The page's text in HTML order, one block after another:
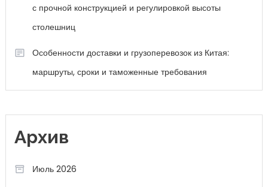
с прочной конструкцией и регулировкой высоты
столешниц
Особенности доставки и грузоперевозок из Китая:
маршруты, сроки и таможенные требования
Архив
Июль 2026